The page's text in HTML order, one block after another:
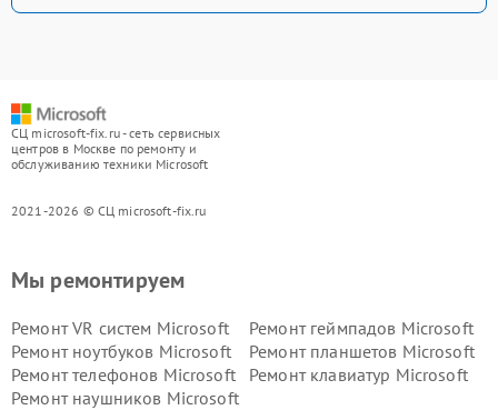
СЦ microsoft-fix.ru - сеть сервисных
центров в Москве по ремонту и
обслуживанию техники Microsoft
2021-2026 © СЦ microsoft-fix.ru
Мы ремонтируем
Ремонт VR систем Microsoft
Ремонт геймпадов Microsoft
Ремонт ноутбуков Microsoft
Ремонт планшетов Microsoft
Ремонт телефонов Microsoft
Ремонт клавиатур Microsoft
Ремонт наушников Microsoft